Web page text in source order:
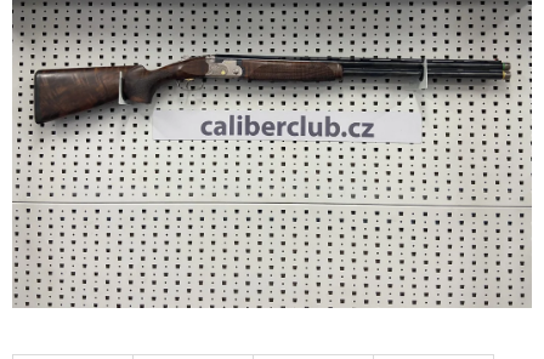
5
hvězdiček.